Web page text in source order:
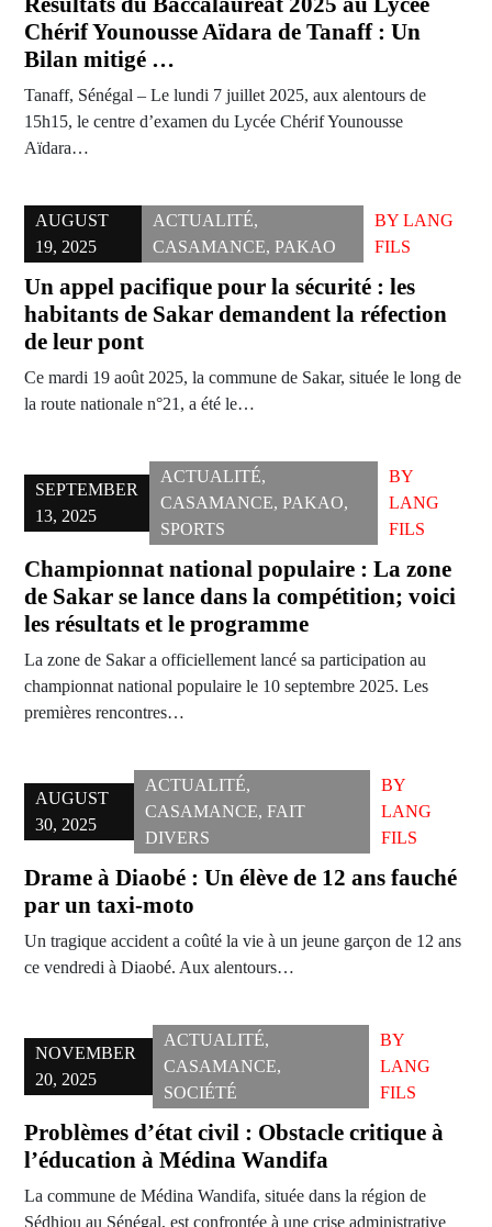
Chérif Younousse Aïdara de Tanaff : Un
Bilan mitigé …
Tanaff, Sénégal – Le lundi 7 juillet 2025, aux alentours de
15h15, le centre d’examen du Lycée Chérif Younousse
Aïdara…
AUGUST
19, 2025
ACTUALITÉ,
CASAMANCE, PAKAO
BYLANG
FILS
Un appel pacifique pour la sécurité : les
habitants de Sakar demandent la réfection
de leur pont
Ce mardi 19 août 2025, la commune de Sakar, située le long de
la route nationale n°21, a été le…
SEPTEMBER
13, 2025
ACTUALITÉ,
CASAMANCE, PAKAO,
SPORTS
BY
LANG
FILS
Championnat national populaire : La zone
de Sakar se lance dans la compétition; voici
les résultats et le programme
La zone de Sakar a officiellement lancé sa participation au
championnat national populaire le 10 septembre 2025. Les
premières rencontres…
AUGUST
30, 2025
ACTUALITÉ,
CASAMANCE,FAIT
DIVERS
BY
LANG
FILS
Drame à Diaobé : Un élève de 12 ans fauché
par un taxi-moto
Un tragique accident a coûté la vie à un jeune garçon de 12 ans
ce vendredi à Diaobé. Aux alentours…
NOVEMBER
20, 2025
ACTUALITÉ,
CASAMANCE,
SOCIÉTÉ
BY
LANG
FILS
Problèmes d’état civil : Obstacle critique à
l’éducation à Médina Wandifa
La commune de Médina Wandifa, située dans la région de
Sédhiou au Sénégal, est confrontée à une crise administrative